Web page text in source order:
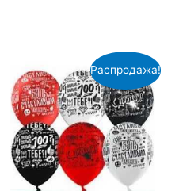
Распродажа!